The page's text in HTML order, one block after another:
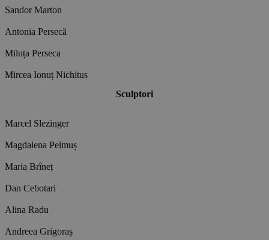
Sandor Marton
Antonia Persecă
Miluța Perseca
Mircea Ionuț Nichitus
Sculptori
Marcel Slezinger
Magdalena Pelmuș
Maria Brîneț
Dan Cebotari
Alina Radu
Andreea Grigoraș